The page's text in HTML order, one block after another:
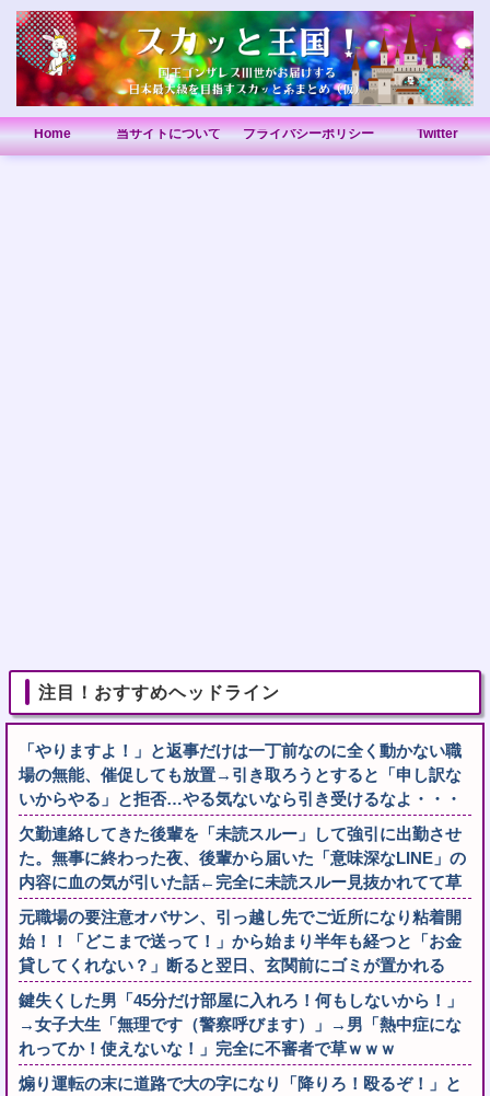
Home 当サイトについて プライバシーポリシー Twitter
注目！おすすめヘッドライン
「やりますよ！」と返事だけは一丁前なのに全く動かない職
場の無能、催促しても放置→引き取ろうとすると「申し訳な
いからやる」と拒否…やる気ないなら引き受けるなよ・・・
欠勤連絡してきた後輩を「未読スルー」して強引に出勤させ
た。無事に終わった夜、後輩から届いた「意味深なLINE」の
内容に血の気が引いた話←完全に未読スルー見抜かれてて草
元職場の要注意オバサン、引っ越し先でご近所になり粘着開
始！！「どこまで送って！」から始まり半年も経つと「お金
貸してくれない？」断ると翌日、玄関前にゴミが置かれる
鍵失くした男「45分だけ部屋に入れろ！何もしないから！」
→女子大生「無理です（警察呼びます）」→男「熱中症にな
れってか！使えないな！」完全に不審者で草ｗｗｗ
煽り運転の末に道路で大の字になり「降りろ！殴るぞ！」と